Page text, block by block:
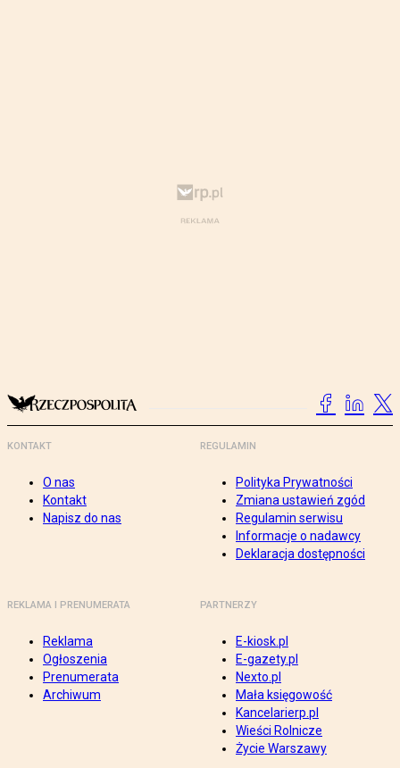
KONTAKT
O nas
Kontakt
Napisz do nas
REGULAMIN
Polityka Prywatności
Zmiana ustawień zgód
Regulamin serwisu
Informacje o nadawcy
Deklaracja dostępności
REKLAMA I PRENUMERATA
Reklama
Ogłoszenia
Prenumerata
Archiwum
PARTNERZY
E-kiosk.pl
E-gazety.pl
Nexto.pl
Mała księgowość
Kancelarierp.pl
Wieści Rolnicze
Życie Warszawy